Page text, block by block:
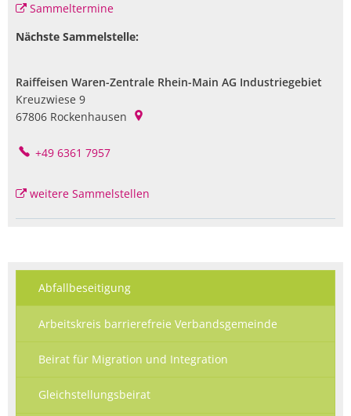
Sammeltermine
Nächste Sammelstelle:
Raiffeisen Waren-Zentrale Rhein-Main AG Industriegebiet
Kreuzwiese 9
67806 Rockenhausen
+49 6361 7957
weitere Sammelstellen
Abfallbeseitigung
Arbeitskreis barrierefreie Verbandsgemeinde
Beirat für Migration und Integration
Gleichstellungsbeirat